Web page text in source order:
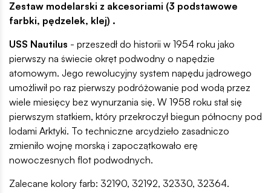
Zestaw modelarski z akcesoriami (3 podstawowe
farbki, pędzelek, klej) .
USS Nautilus - przeszedł do historii w 1954 roku jako
pierwszy na świecie okręt podwodny o napędzie
atomowym. Jego rewolucyjny system napędu jądrowego
umożliwił po raz pierwszy podróżowanie pod wodą przez
wiele miesięcy bez wynurzania się. W 1958 roku stał się
pierwszym statkiem, który przekroczył biegun północny pod
lodami Arktyki. To techniczne arcydzieło zasadniczo
zmieniło wojnę morską i zapoczątkowało erę
nowoczesnych flot podwodnych.
Zalecane kolory farb: 32190, 32192, 32330, 32364.